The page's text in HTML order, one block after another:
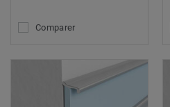
Comparer